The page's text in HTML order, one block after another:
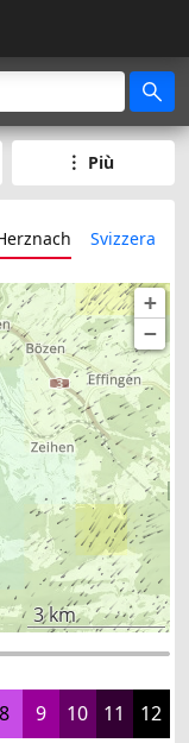
Più
Svizzera
+
−
3 km
8 9 10 11 12